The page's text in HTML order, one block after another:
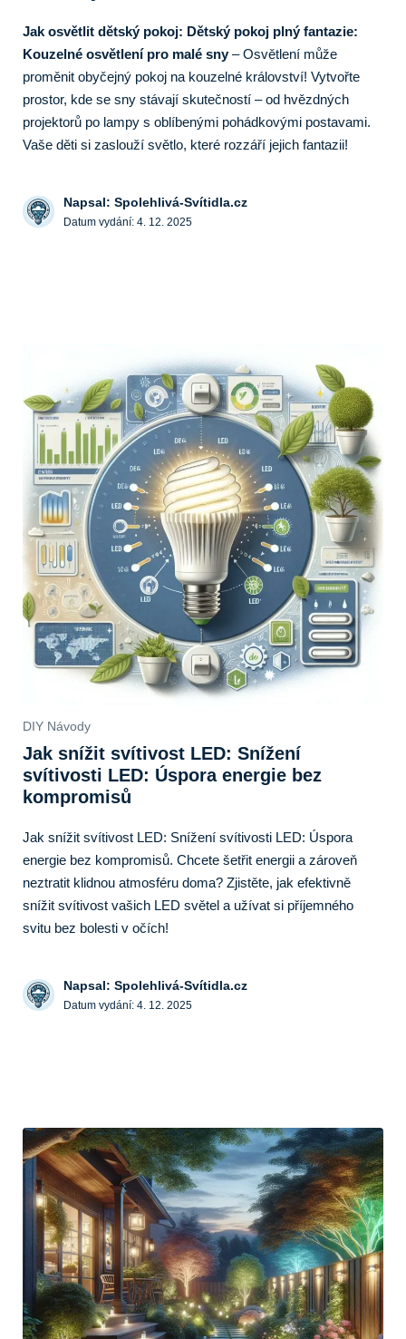
Jak osvětlit dětský pokoj: Dětský pokoj plný fantazie:
Kouzelné osvětlení pro malé sny– Osvětlení může
proměnit obyčejný pokoj na kouzelné království! Vytvořte
prostor, kde se sny stávají skutečností – od hvězdných
projektorů po lampy s oblíbenými pohádkovými postavami.
Vaše děti si zaslouží světlo, které rozzáří jejich fantazii!
Napsal: Spolehlivá-Svítidla.cz
Datum vydání: 4. 12. 2025
DIY Návody
Jak snížit svítivost LED: Snížení
svítivosti LED: Úspora energie bez
kompromisů
Jak snížit svítivost LED: Snížení svítivosti LED: Úspora
energie bez kompromisů. Chcete šetřit energii a zároveň
neztratit klidnou atmosféru doma? Zjistěte, jak efektivně
snížit svítivost vašich LED světel a užívat si příjemného
svitu bez bolesti v očích!
Napsal: Spolehlivá-Svítidla.cz
Datum vydání: 4. 12. 2025